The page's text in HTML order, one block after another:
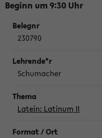
Beginn um 9:30 Uhr
230790
Schumacher
Latein: Latinum II